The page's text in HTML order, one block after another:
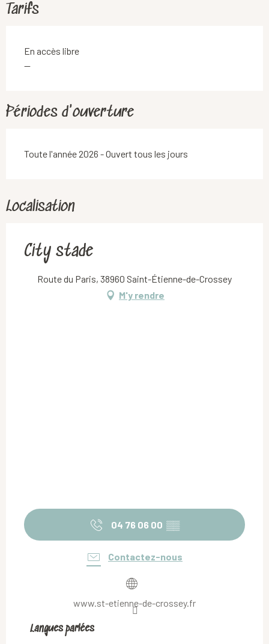
Tarifs
En accès libre
—
Périodes d'ouverture
Toute l'année 2026 - Ouvert tous les jours
Localisation
City stade
Route du Paris, 38960 Saint-Étienne-de-Crossey
M'y rendre
04 76 06 00 ▒▒
Contactez-nous
www.st-etienne-de-crossey.fr
Langues parlées
Langues parlées